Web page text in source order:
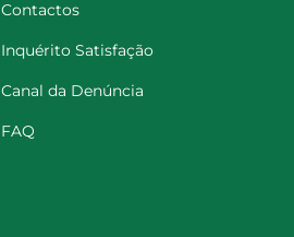
Contactos
Inquérito Satisfação
Canal da Denúncia
FAQ